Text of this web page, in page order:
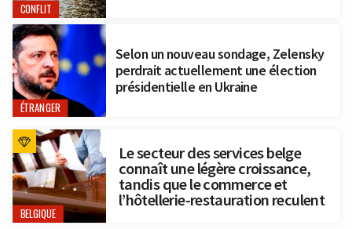
CONFLIT
ÉTRANGER
Selon un nouveau sondage, Zelensky
perdrait actuellement une élection
présidentielle en Ukraine
BELGIQUE
Le secteur des services belge
connaît une légère croissance,
tandis que le commerce et
l’hôtellerie-restauration reculent